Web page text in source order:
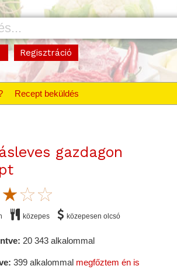
Regisztráció
Recept beküldés
gazdagon
közepes közepesen olcsó
20 343 alkalommal
399 alkalommal megfőztem én is